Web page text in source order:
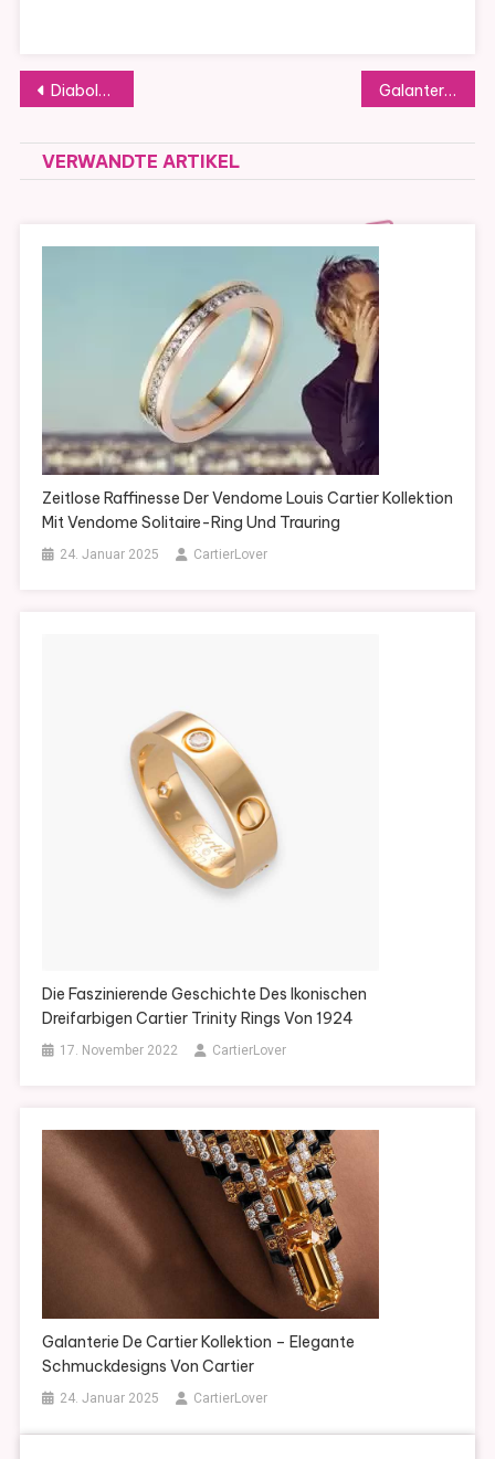
Beitragsnavigation
Diabolo de Cartier Zeitlose Eleganz und Königlicher Luxus Uhr Galanterie de Cartier Kollektion – Elegante Schmuckdesigns von Cartier
VERWANDTE ARTIKEL
Zeitlose Raffinesse Der Vendome Louis Cartier Kollektion
Mit Vendome Solitaire-Ring Und Trauring
24. Januar 2025 CartierLover
Die Faszinierende Geschichte Des Ikonischen
Dreifarbigen Cartier Trinity Rings Von 1924
17. November 2022 CartierLover
Galanterie De Cartier Kollektion – Elegante
Schmuckdesigns Von Cartier
24. Januar 2025 CartierLover